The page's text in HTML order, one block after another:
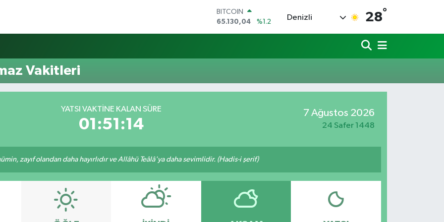
BITCOIN
65.130,04
%1.2
GRAM ALTIN
Denizli 28°
Vakitleri
YATSI VAKTINE KALAN SÜRE
01:51:14
7 Ağustos 2026
24 Safer 1448
zayıf olandan daha hayırlıdır ve Allâhü Teâlâ'ya daha sevimlidir. (Hadis-i şerif)